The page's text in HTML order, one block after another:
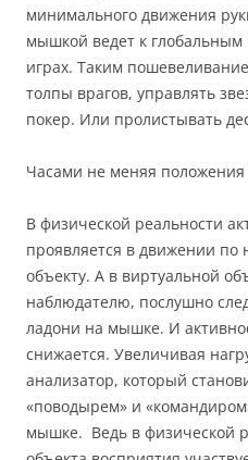
минимального движения
мышкой ведет к
играх. Таким
толпы врагов, управлять
покер. Или пролистывать
Часами не меняя положения
В физической реальности
проявляется в движении
объекту. А в виртуальной
наблюдателю, послушно
ладони на мышке. И
снижается. Увеличивая
анализатор, который
«поводырем» и
мышке. Ведь в физической